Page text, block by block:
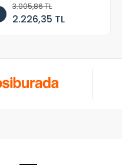
3.005,86 TL
2.226,35 TL